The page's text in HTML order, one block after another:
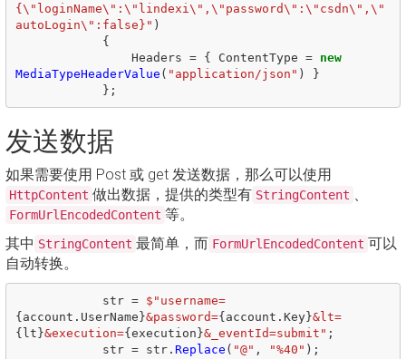
{\"loginName\":\"lindexi\",\"password\":\"csdn\",\"
autoLogin\":false}" )
{
Headers = { ContentType =
new
MediaTypeHeaderValue ( "application/json" )
}
};
发送数据
如果需要使用 Post 或 get 发送数据，那么可以使用
HttpContent 做出数据，提供的类型有 StringContent 、
FormUrlEncodedContent 等。
其中 StringContent 最简单，而 FormUrlEncodedContent 可以
自动转换。
str =
$"username=
{account . UserName}&password={account . Key}&lt=
{lt}&execution={execution}&_eventId=submit" ;
str = str. Replace ( "@" , "%40" );